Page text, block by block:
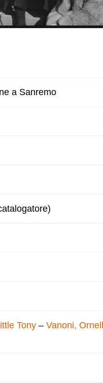
a Sanremo
Tony – Vanoni,